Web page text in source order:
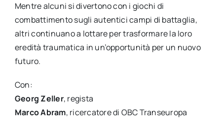
Mentre alcuni si divertono con i giochi di
combattimento sugli autentici campi di battaglia,
altri continuano a lottare per trasformare la loro
eredità traumatica in un’opportunità per un nuovo
futuro.
Con:
Georg Zeller, regista
Marco Abram, ricercatore di OBC Transeuropa